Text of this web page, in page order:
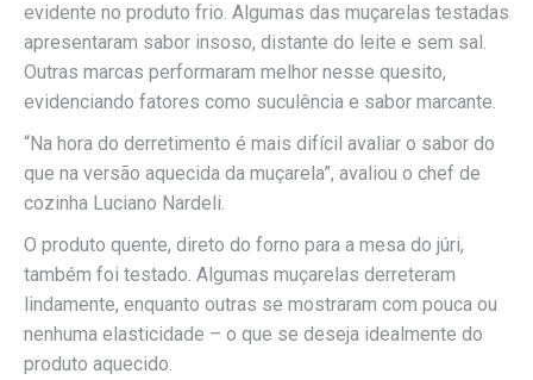
evidente no produto frio. Algumas das muçarelas testadas
apresentaram sabor insoso, distante do leite e sem sal.
Outras marcas performaram melhor nesse quesito,
evidenciando fatores como suculência e sabor marcante.
“Na hora do derretimento é mais difícil avaliar o sabor do
que na versão aquecida da muçarela”, avaliou o chef de
cozinha Luciano Nardeli.
O produto quente, direto do forno para a mesa do júri,
também foi testado. Algumas muçarelas derreteram
lindamente, enquanto outras se mostraram com pouca ou
nenhuma elasticidade – o que se deseja idealmente do
produto aquecido.